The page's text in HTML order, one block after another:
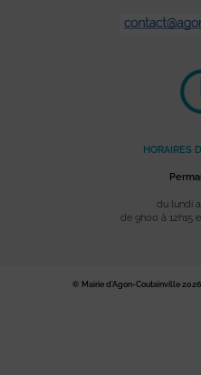
HORAIRES
du lundi
de 9h00 à 12h15
© Mairie d'Agon-Coutainville 2026